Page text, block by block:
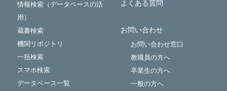
情報検索（データベースの活
用）
蔵書検索
機関リポジトリ
一括検索
スマホ検索
データベース一覧
よくある質問
お問い合わせ
お問い合わせ窓口
教職員の方へ
卒業生の方へ
一般の方へ